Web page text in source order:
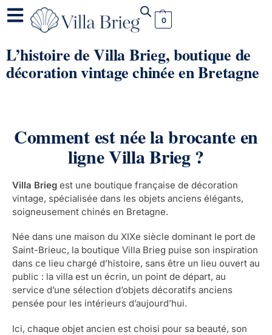
0
L’histoire de Villa Brieg, boutique de
décoration vintage chinée en Bretagne
Comment est née la brocante en
ligne Villa Brieg ?
Villa Brieg est une boutique française de décoration
vintage, spécialisée dans les objets anciens élégants,
soigneusement chinés en Bretagne.
Née dans une maison du XIXe siècle dominant le port de
Saint-Brieuc, la boutique Villa Brieg puise son inspiration
dans ce lieu chargé d’histoire, sans être un lieu ouvert au
public : la villa est un écrin, un point de départ, au
service d’une sélection d’objets décoratifs anciens
pensée pour les intérieurs d’aujourd’hui.
Ici, chaque objet ancien est choisi pour sa beauté, son